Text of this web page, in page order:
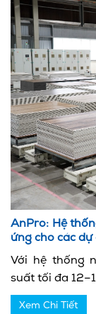
AnPro: Hệ
ứng cho các
Với hệ thống
suất tối đa
Xem Chi Tiết